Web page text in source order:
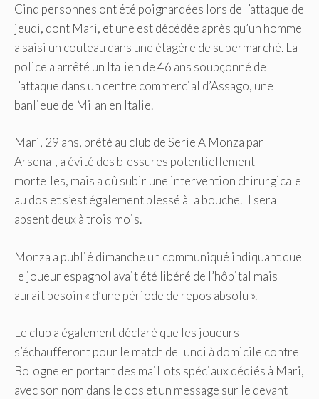
Cinq personnes ont été poignardées lors de l’attaque de
jeudi, dont Mari, et une est décédée après qu’un homme
a saisi un couteau dans une étagère de supermarché. La
police a arrêté un Italien de 46 ans soupçonné de
l’attaque dans un centre commercial d’Assago, une
banlieue de Milan en Italie.
Mari, 29 ans, prêté au club de Serie A Monza par
Arsenal, a évité des blessures potentiellement
mortelles, mais a dû subir une intervention chirurgicale
au dos et s’est également blessé à la bouche. Il sera
absent deux à trois mois.
Monza a publié dimanche un communiqué indiquant que
le joueur espagnol avait été libéré de l’hôpital mais
aurait besoin « d’une période de repos absolu ».
Le club a également déclaré que les joueurs
s’échaufferont pour le match de lundi à domicile contre
Bologne en portant des maillots spéciaux dédiés à Mari,
avec son nom dans le dos et un message sur le devant